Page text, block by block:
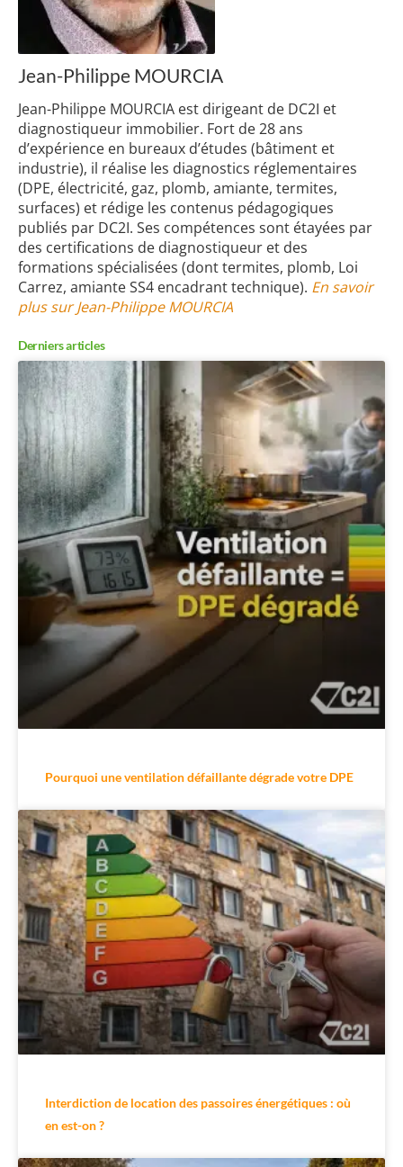
Jean-Philippe MOURCIA
Jean-Philippe MOURCIA est dirigeant de DC2I et
diagnostiqueur immobilier. Fort de 28 ans
d’expérience en bureaux d’études (bâtiment et
industrie), il réalise les diagnostics réglementaires
(DPE, électricité, gaz, plomb, amiante, termites,
surfaces) et rédige les contenus pédagogiques
publiés par DC2I. Ses compétences sont étayées par
des certifications de diagnostiqueur et des
formations spécialisées (dont termites, plomb, Loi
Carrez, amiante SS4 encadrant technique). En savoir
plus sur Jean-Philippe MOURCIA
Derniers articles
Pourquoi une ventilation défaillante dégrade votre DPE
Interdiction de location des passoires énergétiques : où
en est-on ?